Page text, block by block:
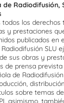
Radiodifusión,
los
y prestaciones
publicados en
SLU
sus obras y
de prensa prevista
de
sobre temas
asimismo,